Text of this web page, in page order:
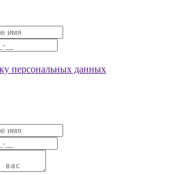
персональных данных